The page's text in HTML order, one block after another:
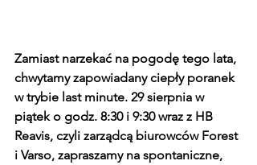
Zamiast narzekać na pogodę tego lata,
chwytamy zapowiadany ciepły poranek
w trybie last minute. 29 sierpnia w
piątek o godz. 8:30 i 9:30 wraz z HB
Reavis, czyli zarządcą biurowców Forest
i Varso, zapraszamy na spontaniczne,